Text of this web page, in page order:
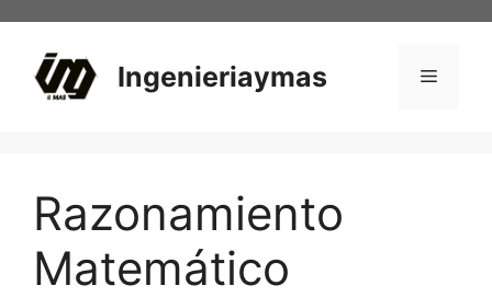
contenido
Ingenieriaymas Menú
Razonamiento
Matemático